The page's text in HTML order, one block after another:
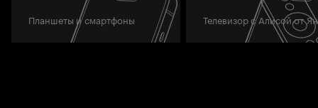
Планшеты и смартфоны Телевизор с Алисой от